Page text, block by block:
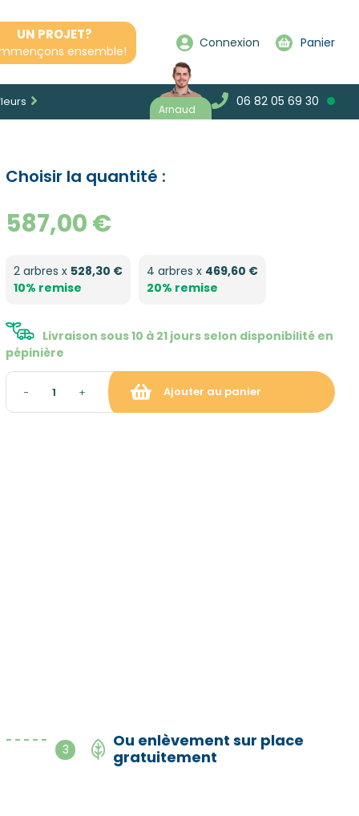
UN PROJET?
ensemble!
Connexion Panier
Arnaud
06 82 05 69 30
Choisir la quantité :
587,00 €
2 arbres x 528,30 €
10% remise
4 arbres x 469,60 €
20% remise
Livraison sous 10 à 21 jours selon disponibilité en
pépinière
− + Ajouter au panier
- - - - -
3
Ou enlèvement sur place
gratuitement